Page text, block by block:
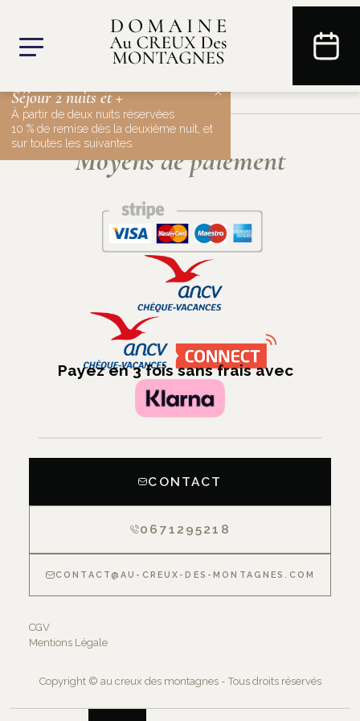
Moyens de paiement
Payez en 3 fois sans frais avec
CONTACT
0671295218
CONTACT@AU-CREUX-DES-MONTAGNES.COM
CGV
Mentions Légale
Copyright © au creux des montagnes - Tous droits réservés
×
Séjour 2 nuits et +
À partir de deux nuits réservées
10 % de remise dès la deuxième nuit, et
sur toutes les suivantes.